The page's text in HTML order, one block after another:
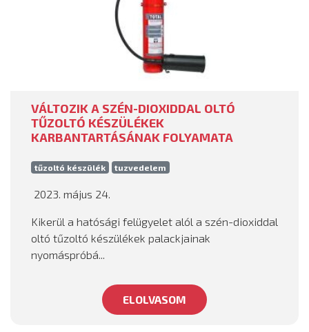
VÁLTOZIK A SZÉN-DIOXIDDAL OLTÓ
TŰZOLTÓ KÉSZÜLÉKEK
KARBANTARTÁSÁNAK FOLYAMATA
tűzoltó készülék tuzvedelem
2023. május 24.
Kikerül a hatósági felügyelet alól a szén-dioxiddal
oltó tűzoltó készülékek palackjainak
nyomáspróbá...
ELOLVASOM